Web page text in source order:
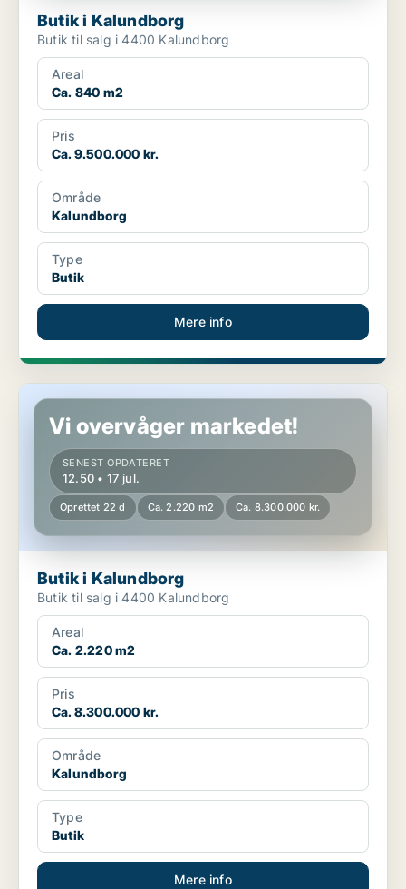
Butik i Kalundborg
Butik til salg i 4400 Kalundborg
Areal
Ca. 840 m2
Pris
Ca. 9.500.000 kr.
Område
Kalundborg
Type
Butik
Mere info
Butik i Kalundborg
Vi overvåger markedet!
SENEST OPDATERET
12.50 • 17 jul.
Oprettet 22 d Ca. 2.220 m2 Ca. 8.300.000 kr.
Butik i Kalundborg
Butik til salg i 4400 Kalundborg
Areal
Ca. 2.220 m2
Pris
Ca. 8.300.000 kr.
Område
Kalundborg
Type
Butik
Mere info